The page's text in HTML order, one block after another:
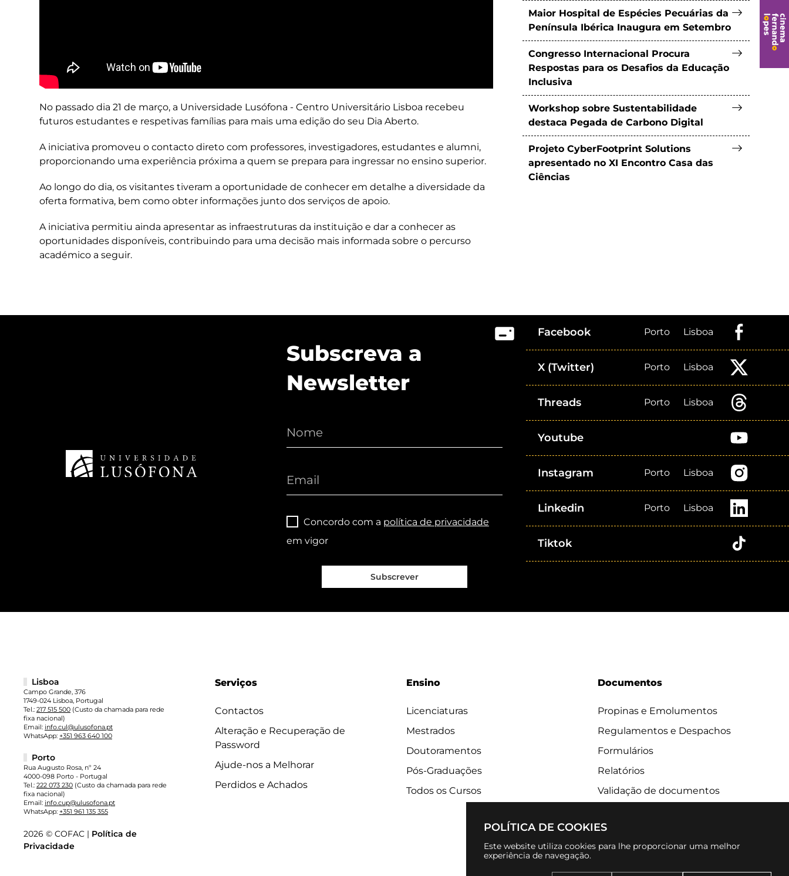
No passado dia 21 de março, a Universidade Lusófona - Centro Universitário Lisboa recebeu
futuros estudantes e respetivas famílias para mais uma edição do seu Dia Aberto.
A iniciativa promoveu o contacto direto com professores, investigadores, estudantes e alumni,
proporcionando uma experiência próxima a quem se prepara para ingressar no ensino superior.
Ao longo do dia, os visitantes tiveram a oportunidade de conhecer em detalhe a diversidade da
oferta formativa, bem como obter informações junto dos serviços de apoio.
A iniciativa permitiu ainda apresentar as infraestruturas da instituição e dar a conhecer as
oportunidades disponíveis, contribuindo para uma decisão mais informada sobre o percurso
académico a seguir.
Maior Hospital de Espécies Pecuárias da
Península Ibérica Inaugura em Setembro
Congresso Internacional Procura
Respostas para os Desafios da Educação
Inclusiva
Workshop sobre Sustentabilidade
destaca Pegada de Carbono Digital
Projeto CyberFootprint Solutions
apresentado no XI Encontro Casa das
Ciências
POLÍTICA DE COOKIES
Este website utiliza cookies para lhe proporcionar uma melhor
experiência de navegação.
Subscreva a
Newsletter
Concordo com a política de privacidade
em vigor
Subscrever
Facebook Porto Lisboa
X (Twitter) Porto Lisboa
Threads Porto Lisboa
Youtube
Instagram Porto Lisboa
Linkedin Porto Lisboa
Tiktok
Serviços
Contactos
Alteração e Recuperação de
Password
Ajude-nos a Melhorar
Perdidos e Achados
Ensino
Licenciaturas
Mestrados
Doutoramentos
Pós-Graduações
Todos os Cursos
Documentos
Propinas e Emolumentos
Regulamentos e Despachos
Formulários
Relatórios
Validação de documentos
Lisboa
Campo Grande, 376
1749-024 Lisboa, Portugal
Tel.: 217 515 500 (Custo da chamada para rede
fixa nacional)
Email: info.cul@ulusofona.pt
WhatsApp: +351 963 640 100
Porto
Rua Augusto Rosa, nº 24
4000-098 Porto - Portugal
Tel.: 222 073 230 (Custo da chamada para rede
fixa nacional)
Email: info.cup@ulusofona.pt
WhatsApp: +351 961 135 355
2026 © COFAC | Política de
Privacidade